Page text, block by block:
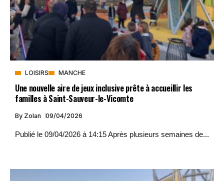
LOISIRS MANCHE
Une nouvelle aire de jeux inclusive prête à accueillir les
familles à Saint-Sauveur-le-Vicomte
By Zolan 09/04/2026
Publié le 09/04/2026 à 14:15 Après plusieurs semaines de...